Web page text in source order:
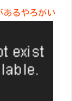
あるやろがい